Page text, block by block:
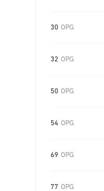
30 OPG
32 OPG
50 OPG
54 OPG
69 OPG
77 OPG